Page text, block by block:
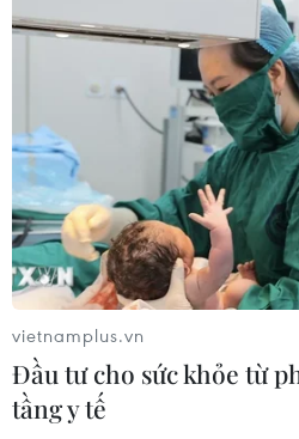
TIN CÙNG CHUYÊN
Trung Quốc công bố kế
triển ngành hàng không dân
09/08/2026 05:12
Giá gạo Việt Nam đi ngược
với các nước xuất khẩu lớn
vietnamplus.vn
Đầu tư cho sức khỏe từ
tầng y tế